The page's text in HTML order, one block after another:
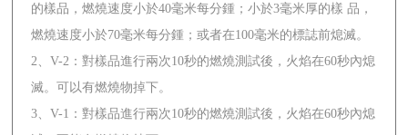
的樣品，燃燒速度小於40毫米每分鍾；小於3毫米厚的樣 品，
燃燒速度小於70毫米每分鍾；或者在100毫米的標誌前熄滅。
2、V-2：對樣品進行兩次10秒的燃燒測試後，火焰在60秒內熄
滅。可以有燃燒物掉下。
3、V-1：對樣品進行兩次10秒的燃燒測試後，火焰在60秒內熄